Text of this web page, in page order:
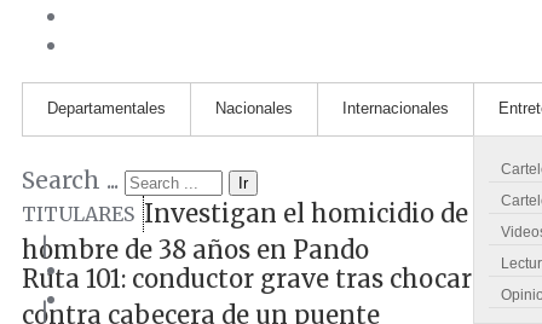
Departamentales Nacionales Internacionales
Search ... Ir
TITULARES Investigan el homicidio de un
hombre de 38 años en Pando
|
Ruta 101: conductor grave tras chocar
contra cabecera de un puente
|